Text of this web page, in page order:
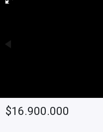
$16.900.000